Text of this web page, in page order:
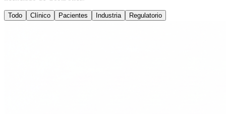
Todo Clínico Pacientes Industria Regulatorio